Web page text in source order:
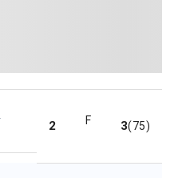
2 F 3(75)